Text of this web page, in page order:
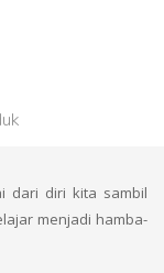
dari diri kita sambil
menjadi hamba-